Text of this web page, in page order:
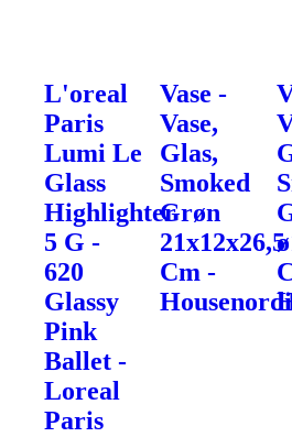
L'oreal
Paris
Lumi Le
Glass
Highlighter
5 G -
620
Glassy
Pink
Ballet -
Loreal
Paris
Vase -
Vase,
Glas,
Smoked
Grøn
21x12x26,5
Cm -